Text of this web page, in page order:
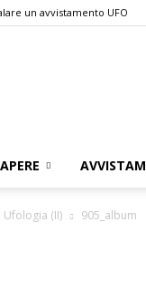
un avvistamento UFO
(II) 905_album